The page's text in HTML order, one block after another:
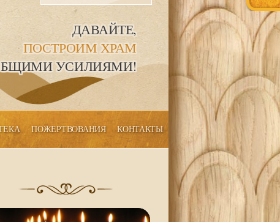
ДАВАЙТЕ,
ПОСТРОИМ ХРАМ
УСИЛИЯМИ!
ПОЖЕРТВОВАНИЯ КОНТАКТЫ